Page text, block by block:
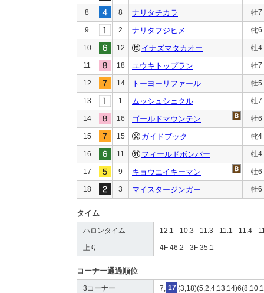
8 8 ナリタチカラ 牡7
9 2 ナリタフジヒメ 牝6
10 12 イナズマタカオー 牡4
11 18 ユウキトップラン 牡7
12 14 トーヨーリファール 牡5
13 1 ムッシュシェクル 牡7
14 16 ゴールドマウンテン 牡6
15 15 ガイドブック 牝4
16 11 フィールドボンバー 牡4
17 9 キョウエイキーマン 牡6
18 3 マイスタージンガー 牡6
タイム
ハロンタイム 12.1 - 10.3 - 11.3 - 11.1 - 11.4 -
上り 4F 46.2 - 3F 35.1
コーナー通過順位
3コーナー 7, 17